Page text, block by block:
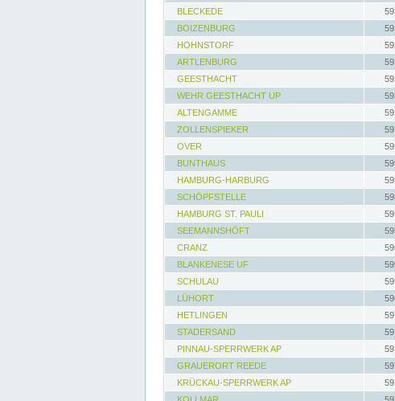
BLECKEDE
BOIZENBURG
HOHNSTORF
ARTLENBURG
GEESTHACHT
WEHR GEESTHACHT UP
ALTENGAMME
ZOLLENSPIEKER
OVER
BUNTHAUS
HAMBURG-HARBURG
SCHÖPFSTELLE
HAMBURG ST. PAULI
SEEMANNSHÖFT
CRANZ
BLANKENESE UF
SCHULAU
LÜHORT
HETLINGEN
STADERSAND
PINNAU-SPERRWERK AP
GRAUERORT REEDE
KRÜCKAU-SPERRWERK AP